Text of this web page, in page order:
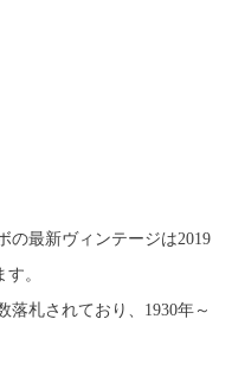
の最新ヴィンテージは2019
。
落札されており、1930年～